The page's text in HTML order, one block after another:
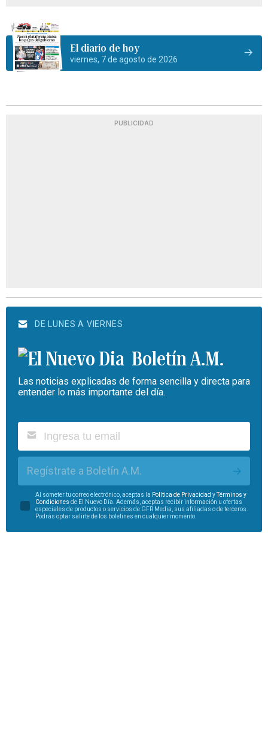
El diario de hoy
viernes, 7 de agosto de 2026
PUBLICIDAD
DE LUNES A VIERNES
Boletín A.M.
Las noticias explicadas de forma sencilla y directa para
entender lo más importante del día.
Regístrate a Boletín A.M.
Al someter tu correo electrónico, aceptas la Política de Privacidad y
Términos y
Condiciones de El Nuevo Día. Además, aceptas recibir información u ofertas
especiales de productos o servicios de GFR Media, sus afiliadas o de terceros.
Podrás optar salirte de los boletines en cualquier momento.